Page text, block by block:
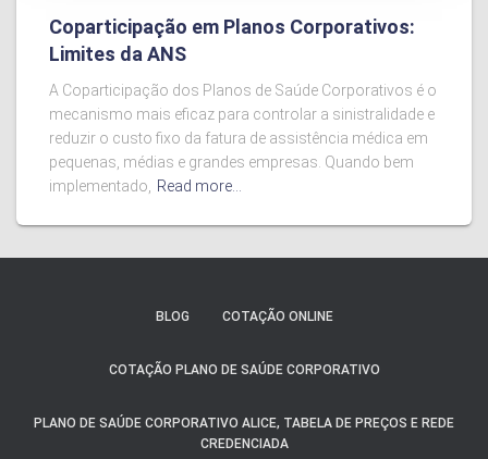
Coparticipação em Planos Corporativos:
Limites da ANS
A Coparticipação dos Planos de Saúde Corporativos é o
mecanismo mais eficaz para controlar a sinistralidade e
reduzir o custo fixo da fatura de assistência médica em
pequenas, médias e grandes empresas. Quando bem
implementado,
Read more…
BLOG COTAÇÃO ONLINE
COTAÇÃO PLANO DE SAÚDE CORPORATIVO
PLANO DE SAÚDE CORPORATIVO ALICE, TABELA DE PREÇOS E REDE
CREDENCIADA